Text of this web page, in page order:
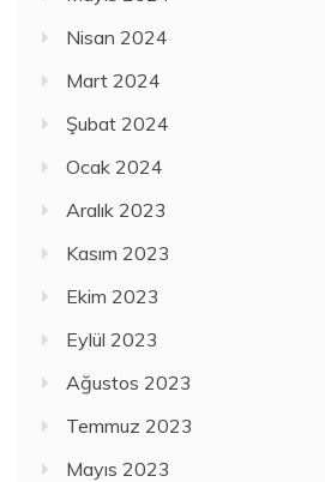
Nisan 2024
Mart 2024
Şubat 2024
Ocak 2024
Aralık 2023
Kasım 2023
Ekim 2023
Eylül 2023
Ağustos 2023
Temmuz 2023
Mayıs 2023